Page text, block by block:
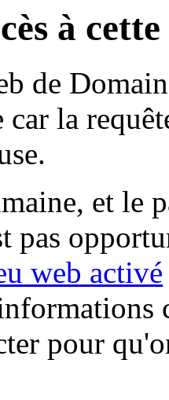
à
de
car la
et le
pas
web activé
pour